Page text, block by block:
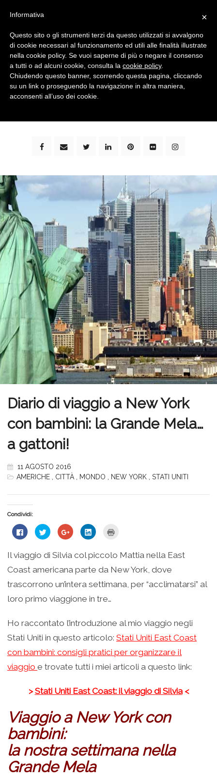
bimbi e viaggi - family travel blog: community #1 in
Diario di viaggio a New York
con bambini: la Grande Mela…
a gattoni!
11 AGOSTO 2016
AMERICHE
CITTÀ MONDO NEW YORK STATI UNITI
Condividi:
Fai
clic
su
Facebook
(Si
apre
una
nuova
finestra)
Fai
clic
condividere
su
Twitter
(Si
in
una
nuova
finestra)
Fai
clic
condividere
su
Google+
(Si
apre
in
una
nuova
finestra)
Fai
clic
condividere
su
LinkedIn
(Si
in
una
nuova
finestra)
stampare
(Si
apre
in
nuova
finestra)
Il viaggio di Silvia col piccolo Mattia nella East
Coast americana parte da New York, dove
trascorrono un’intera settimana, per “acclimatarsi” al
loro primo viaggione in tre…
Ho raccontato l’introduzione al mio viaggio negli
Stati Uniti in questo articolo: Stati Uniti East Coast
con bambini: consigli pratici per organizzare il
viaggio e trovate tutti i miei articoli a questo link:
>Stati Uniti East Coast: il viaggio di Silvia<
Viaggio a New York con
bambini:
la nostra settimana nella
Grande Mela
×
Informativa
Questo sito o gli strumenti terzi da questo utilizzati si avvalgono
di cookie necessari al funzionamento ed utili alle finalità illustrate
nella cookie policy. Se vuoi saperne di più o negare il consenso
a tutti o ad alcuni cookie, consulta la cookie policy.
Chiudendo questo banner, scorrendo questa pagina, cliccando
su un link o proseguendo la navigazione in altra maniera,
acconsenti all’uso dei cookie.